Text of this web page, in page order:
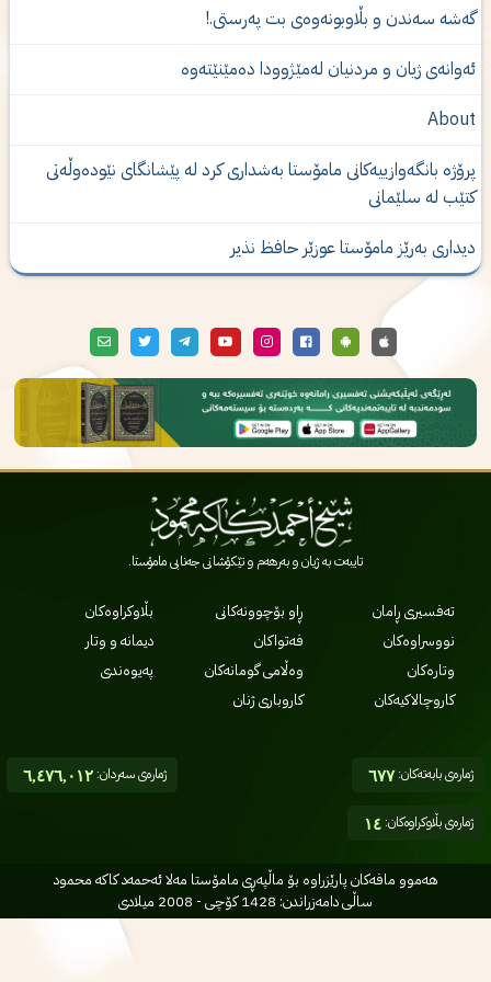
سەندن و بڵاوبونەوەى بت پەرستى.!
ژیان و مردنیان له‌مێژوودا ده‌مێنێته‌وه‌
بانگەوازییەکانی مامۆستا بەشدارى كرد لە پێشانگای نێودەوڵەتی
لە سلێمانی
به‌رێز مامۆستا عوزێر حافظ نذیر
تایبەت بە ژیان و بەرهەم و تێکۆشانی جەنابی مامۆستا.
تەفسیری ڕامان
نووسراوەکان
وتارەکان
کاروچالاکیەکان
ڕاو بۆچوونەکانی
فەتواکان
وەڵامی گومانەکان
کاروباری ژنان
بڵاوکراوەکان
دیمانە و وتار
پەیوەندی
ژمارەی سەردان:٦,٤٧٦,٠١٢ ژمارەی بابەتەکان:٦٧٧
ژمارەی بڵاوکراوەکان:١٤
هه‌موو مافه‌کان پارێزراوه بۆ ماڵپه‌ڕی مامۆستا مه‌لا ئه‌حمه‌د کاکه محمود
ساڵی دامه‌زراندن: 1428 کۆچی - 2008 میلادی